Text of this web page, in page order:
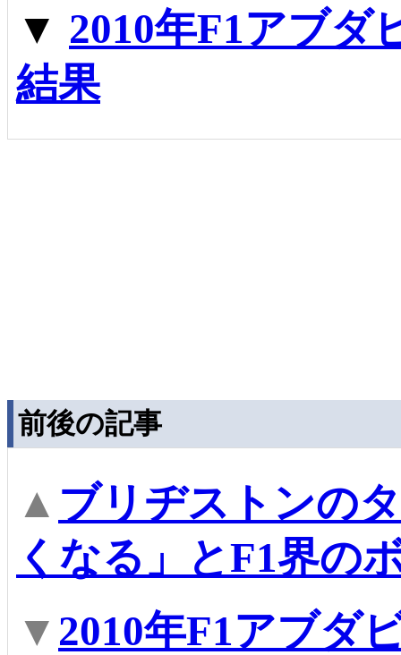
▼ 2010年F1アブダ
結果
前後の記事
▲ ブリヂストンの
くなる」とF1界の
▼ 2010年F1アブダ